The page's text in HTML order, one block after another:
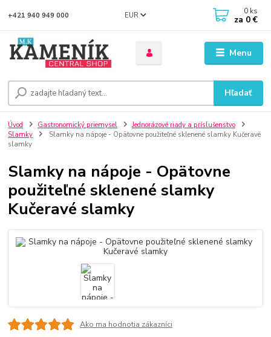
Menu
EUR
Hľadať
+421 940 949 000 0 ks
za 0 €
Úvod Gastronomický priemysel
Jednorázové riady a príslušenstvo
Slamky
Slamky na nápoje - Opätovne použiteľné sklenené slamky Kučeravé
slamky
Slamky na nápoje - Opätovne
použiteľné sklenené slamky
Kučeravé slamky
Ako ma hodnotia zákazníci